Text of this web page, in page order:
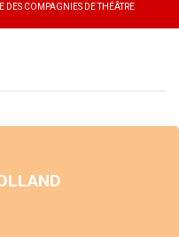
COMPAGNIES DE THÉÂTRE